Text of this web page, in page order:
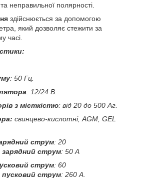
неправильної полярності.
здійснюється за допомогою
який дозволяє стежити за
часі.
: 50 Гц.
: 12/24 В.
з місткістю: від 20 до 500 Аг.
свинцево-кислотні, AGM, GEL
струм: 20
зарядний струм: 50 А
струм: 60
пусковий струм: 260 А.